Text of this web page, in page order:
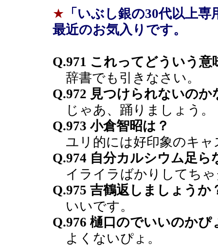
★ 「いぶし銀の30代以上
最近のお気入りです。
Q.971 これってどういう意
辞書でも引きなさい。
Q.972 見つけられないのか
じゃあ、踊りましょう。
Q.973 小倉智昭は？
ユリ的には好印象のキャ
Q.974 自分カルシウム足ら
イライラばかりしてちゃ
Q.975 吉鶴返しましょうか
いいです。
Q.976 樋口のでいいのかぴ
よくないぴょ。